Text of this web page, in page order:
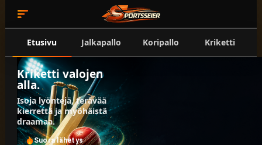
Etusivu Jalkapallo Koripallo Kriketti
Kriketti valojen
alla.
Isoja lyöntejä, terävää
kierrettä ja myöhäistä
draamaa.
Suora lähetys